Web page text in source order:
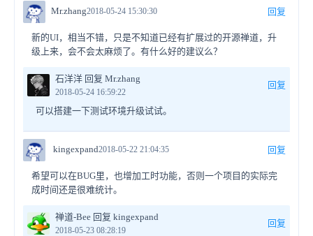
Mr.zhang2018-05-24 15:30:30 回复
新的UI，相当不错，只是不知道已经有扩展过的开源禅道，升
级上来，会不会太麻烦了。有什么好的建议么？
石洋洋 回复 Mr.zhang
2018-05-24 16:59:22
回复
可以搭建一下测试环境升级试试。
kingexpand2018-05-22 21:04:35 回复
希望可以在BUG里，也增加工时功能，否则一个项目的实际完
成时间还是很难统计。
禅道-Bee 回复 kingexpand
2018-05-23 08:28:19
回复